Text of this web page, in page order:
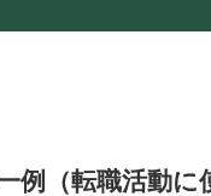
（転職活動に